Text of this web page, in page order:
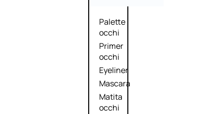
Palette
occhi
Primer
occhi
Eyeliner
Mascara
Matita
occhi